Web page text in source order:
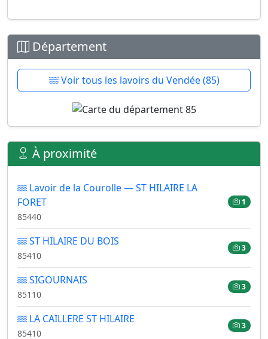
Département
Voir tous les lavoirs du Vendée (85)
À proximité
Lavoir de la Courolle — ST HILAIRE LA
FORET
85440
1
ST HILAIRE DU BOIS
85410
3
SIGOURNAIS
85110
3
LA CAILLERE ST HILAIRE
85410
3